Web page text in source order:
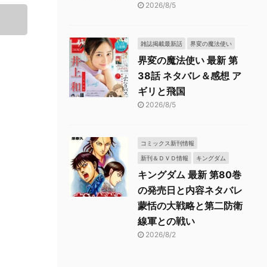
2026/8/5
雑誌掲載最新話 界変の魔法使い
界変の魔法使い 最新 第
38話 ネタバレ＆感想 ア
ギリと飛国
2026/8/5
コミックス新刊情報
新刊＆ＤＶＤ情報 キングダム
キングダム 最新 第80巻
の発売日と内容ネタバレ
蒙恬の大戦略と第二防衛
線軍との戦い
2026/8/2